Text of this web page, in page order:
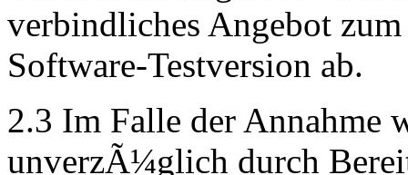
verbindliches Angebot
Software-Testversion ab.
2.3 Im Falle der Annahme
unverzÃ¼glich durch